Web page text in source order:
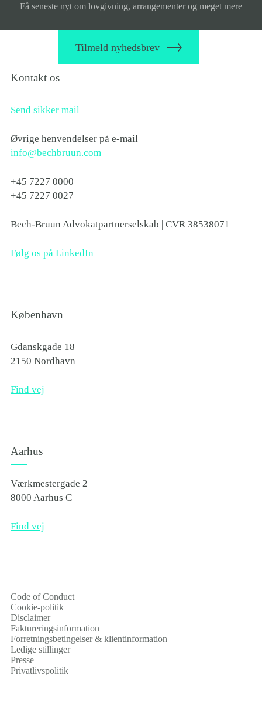
Få seneste nyt om lovgivning, arrangementer og meget mere
Tilmeld nyhedsbrev
Kontakt os
Send sikker mail
Øvrige henvendelser på e-mail
info@bechbruun.com
+45 7227 0000
+45 7227 0027
Bech-Bruun Advokatpartnerselskab | CVR 38538071
Følg os på LinkedIn
København
Gdanskgade 18
2150 Nordhavn
Find vej
Aarhus
Værkmestergade 2
8000 Aarhus C
Find vej
Code of Conduct
Cookie-politik
Disclaimer
Faktureringsinformation
Forretningsbetingelser & klientinformation
Ledige stillinger
Presse
Privatlivspolitik